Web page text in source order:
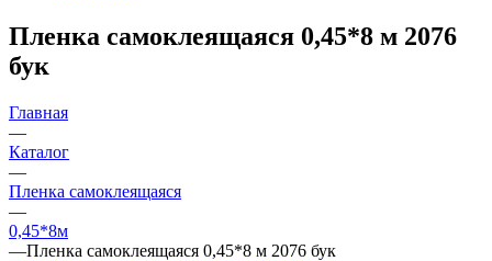
Пленка самоклеящаяся 0,45*8 м 2076
бук
Главная
—
Каталог
—
Пленка самоклеящаяся
—
0,45*8м
—Пленка самоклеящаяся 0,45*8 м 2076 бук